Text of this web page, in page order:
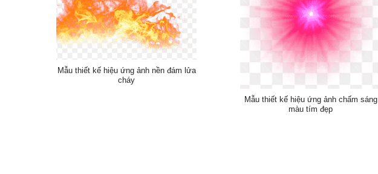
Mẫu thiết kế hiệu ứng ảnh nền đám lửa
cháy
Mẫu thiết kế hiệu ứng ảnh chấm sáng
màu tím đẹp